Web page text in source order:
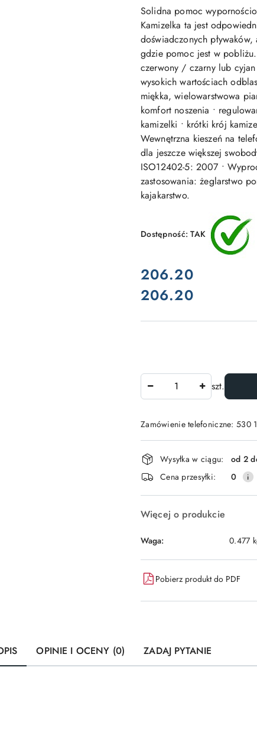
Solidna pomoc
Kamizelka ta jest
doświadczonych
gdzie pomoc jest w
czerwony / czarny lub
wysokich wartościach
miękka, wielowarstwowa
komfort noszenia •
kamizelki • krótki krój
Wewnętrzna kieszeń na
dla jeszcze większej
ISO12402-5: 2007 •
zastosowania: żeglarstwo
kajakarstwo.
Dostępność:TAK
cena:
206.20
Cena:
206.20
szt.
Zamówienie telefoniczne: 530
Dostępność
i
dostawa
Wysyłka w ciągu:
od 2
Cena przesyłki:
0
Więcej o produkcie
Waga: 0.477
Pobierz produkt do PDF
OPINIE I OCENY (0) ZADAJ PYTANIE